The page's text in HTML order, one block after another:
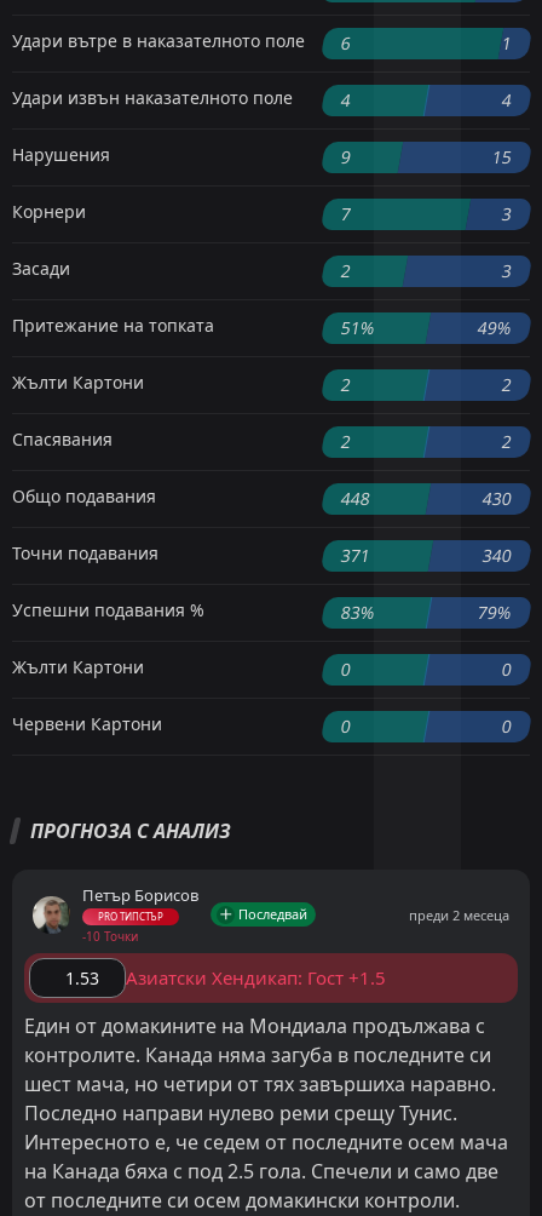
Удари вътре в наказателното поле 6 1
Удари извън наказателното поле 4 4
Нарушения 9 15
Корнери 7 3
Засади 2 3
Притежание на топката 51% 49%
Жълти Картони 2 2
Спасявания 2 2
Общо подавания 448 430
Точни подавания 371 340
Успешни подавания % 83% 79%
Жълти Картони 0 0
Червени Картони 0 0
ПРОГНОЗА С АНАЛИЗ
Петър Борисов
PRO ТИПСТЪР
-10 Точки
Последвай преди 2 месеца
1.53 Азиатски Хендикап: Гост +1.5
Един от домакините на Мондиала продължава с
контролите. Канада няма загуба в последните си
шест мача, но четири от тях завършиха наравно.
Последно направи нулево реми срещу Тунис.
Интересното е, че седем от последните осем мача
на Канада бяха с под 2.5 гола. Спечели и само две
от последните си осем домакински контроли.